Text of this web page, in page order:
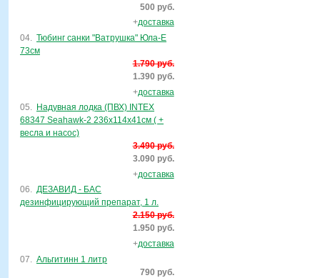
500 руб.
+доставка
04. Тюбинг санки "Ватрушка" Юла-Е
73см
1.790 руб.
1.390 руб.
+доставка
05. Надувная лодка (ПВХ) INTEX
68347 Seahawk-2 236х114х41см ( +
весла и насос)
3.490 руб.
3.090 руб.
+доставка
06. ДЕЗАВИД - БАС
дезинфицирующий препарат, 1 л.
2.150 руб.
1.950 руб.
+доставка
07. Альгитинн 1 литр
790 руб.